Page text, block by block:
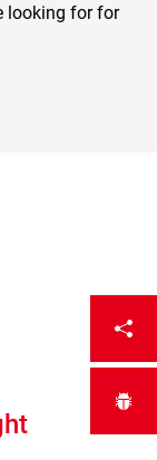
looking for for